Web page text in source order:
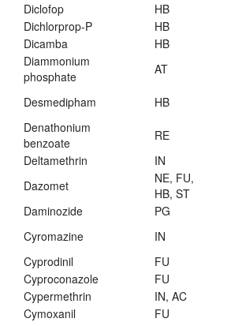
Diclofop
HB
Dichlorprop-P
HB
Dicamba
HB
Diammonium
phosphate
AT
Desmedipham HB
Denathonium
benzoate
RE
Deltamethrin
IN
Dazomet
NE, FU,
HB, ST
Daminozide
PG
Cyromazine
IN
Cyprodinil
FU
Cyproconazole
FU
Cypermethrin
IN, AC
Cymoxanil
FU